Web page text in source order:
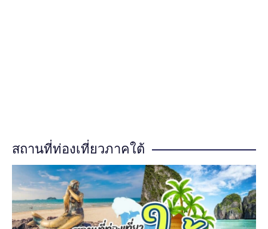
สถานที่ท่องเที่ยวภาคใต้